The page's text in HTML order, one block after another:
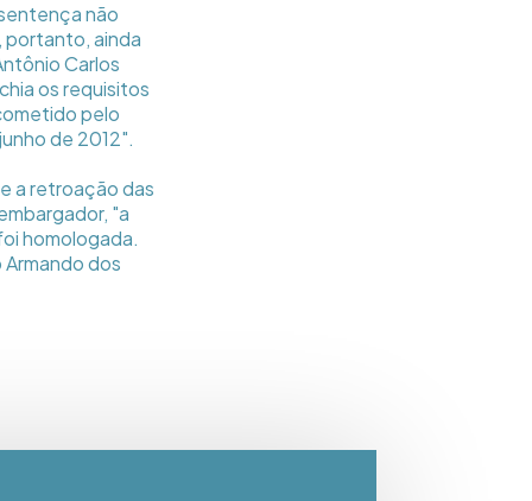
não
portanto, ainda
Carlos
os requisitos
pelo
de 2012".
a retroação das
"a
homologada.
dos